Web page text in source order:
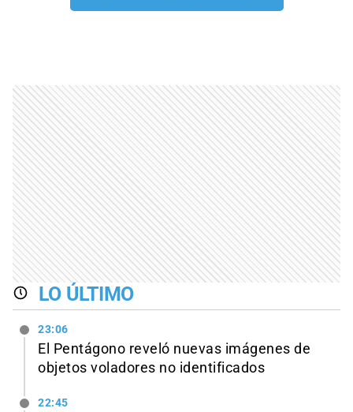
LO ÚLTIMO
23:06
El Pentágono reveló nuevas imágenes de
objetos voladores no identificados
22:45